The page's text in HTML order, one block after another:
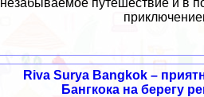
Riva Surya Bangkok –
Бангкока на берегу